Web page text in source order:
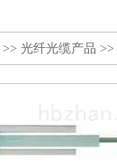
>> 光纤光缆产品 >>